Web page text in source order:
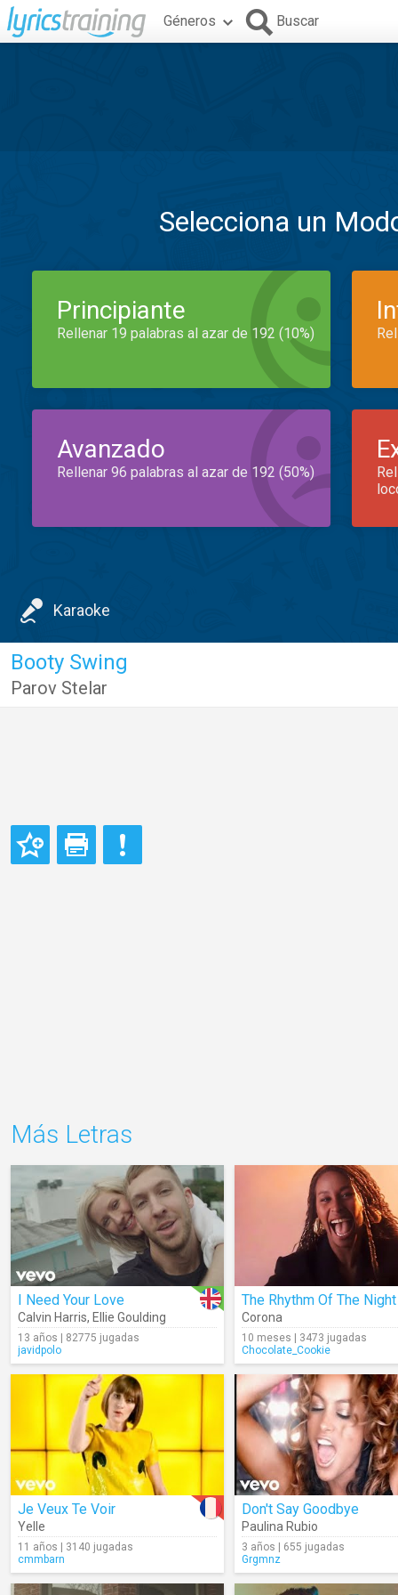
Géneros Buscar
Selecciona un
Principiante
Rellenar 19 palabras al azar de 192 (10%)
Avanzado
Rellenar 96 palabras al azar de 192 (50%)
Karaoke
Booty Swing
Parov Stelar
Más Letras
I Need Your Love
Calvin Harris, Ellie Goulding
13 años | 82775 jugadas
javidpolo
The Rhythm Of The Night
Corona
10 meses | 3473 jugadas
Chocolate_Cookie
Je Veux Te Voir
Yelle
11 años | 3140 jugadas
cmmbarn
Don't Say Goodbye
Paulina Rubio
3 años | 655 jugadas
Grgmnz